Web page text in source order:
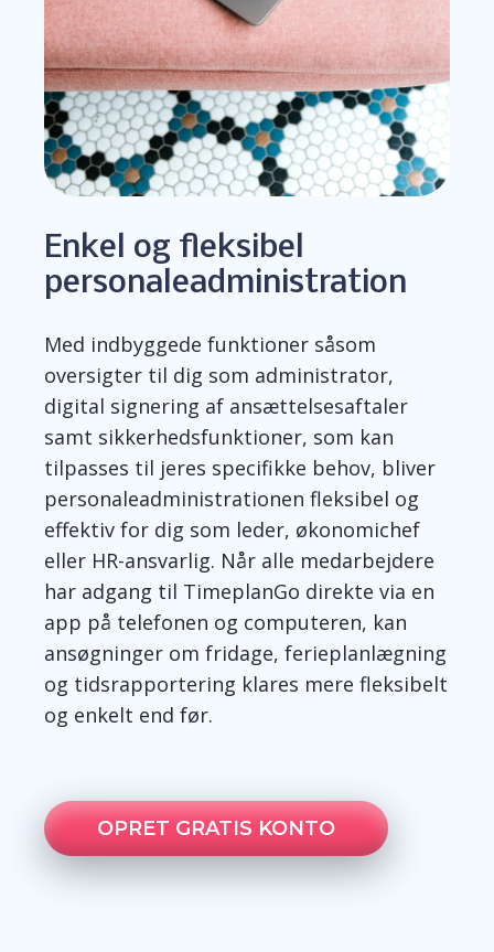
Enkel og fleksibel
personaleadministration
Med indbyggede funktioner såsom
oversigter til dig som administrator,
digital signering af ansættelsesaftaler
samt sikkerhedsfunktioner, som kan
tilpasses til jeres specifikke behov, bliver
personaleadministrationen fleksibel og
effektiv for dig som leder, økonomichef
eller HR-ansvarlig. Når alle medarbejdere
har adgang til TimeplanGo direkte via en
app på telefonen og computeren, kan
ansøgninger om fridage, ferieplanlægning
og tidsrapportering klares mere fleksibelt
og enkelt end før.
OPRET GRATIS KONTO